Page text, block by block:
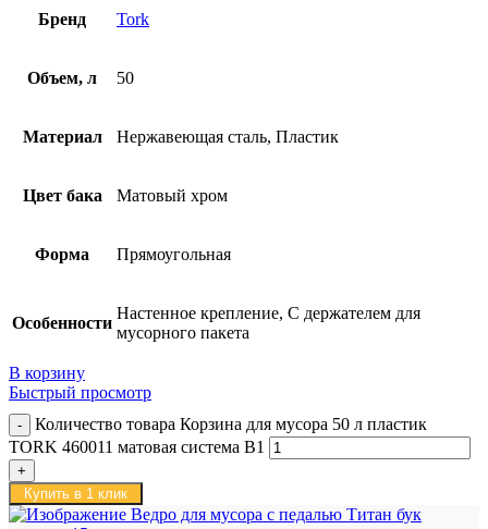
Бренд Tork
Объем, л 50
Материал Нержавеющая сталь, Пластик
Цвет бака Матовый хром
Форма Прямоугольная
Особенности
Настенное крепление, С держателем для
мусорного пакета
В корзину
Быстрый просмотр
Количество товара Корзина для мусора 50 л пластик
TORK 460011 матовая система B1
Купить в 1 клик